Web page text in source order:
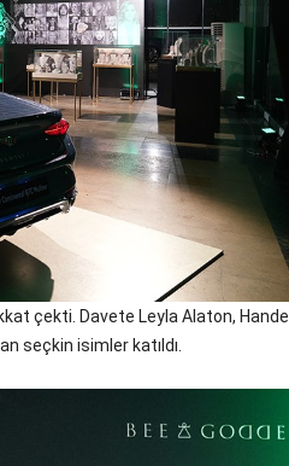
çekti. Davete Leyla Alaton, Hande
seçkin isimler katıldı.